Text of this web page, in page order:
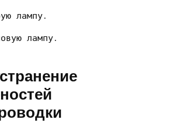
лампу․
лампу․